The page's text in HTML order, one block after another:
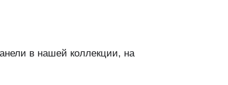
в нашей коллекции, на